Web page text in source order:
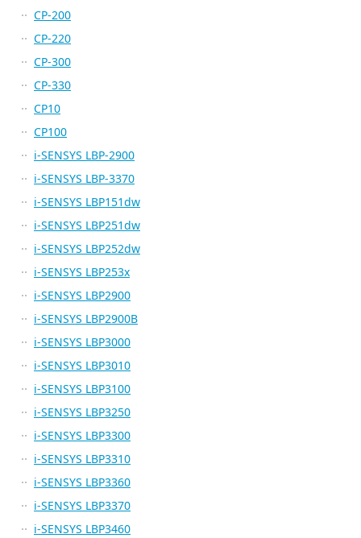
CP-200
CP-220
CP-300
CP-330
CP10
CP100
i-SENSYS LBP-2900
i-SENSYS LBP-3370
i-SENSYS LBP151dw
i-SENSYS LBP251dw
i-SENSYS LBP252dw
i-SENSYS LBP253x
i-SENSYS LBP2900
i-SENSYS LBP2900B
i-SENSYS LBP3000
i-SENSYS LBP3010
i-SENSYS LBP3100
i-SENSYS LBP3250
i-SENSYS LBP3300
i-SENSYS LBP3310
i-SENSYS LBP3360
i-SENSYS LBP3370
i-SENSYS LBP3460